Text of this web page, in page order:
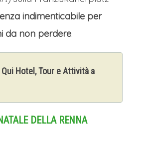
ma l'incanto si diffonde in
trasformando Strasburgo
di vin brulé, cannella e
biscotti alsaziani.
luccicano
artigianali, stelle di Natale
dipinte. La Cattedrale,
indimenticabile per
da non perdere.
Hotel, Tour e Attività a
DELLA RENNA